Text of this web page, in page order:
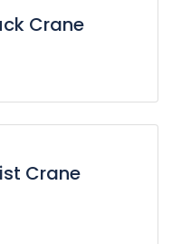
Crane
Crane